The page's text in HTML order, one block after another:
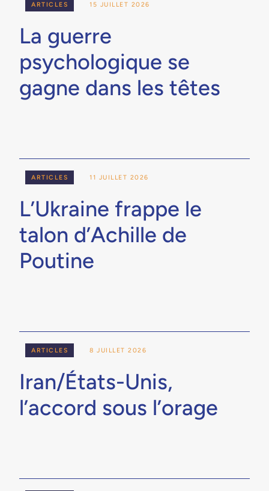
La guerre
psychologique se
gagne dans les têtes
15 JUILLET 2026
ARTICLES
L’Ukraine frappe le
talon d’Achille de
Poutine
11 JUILLET 2026
ARTICLES
Iran/États-Unis,
l’accord sous l’orage
8 JUILLET 2026
ARTICLES